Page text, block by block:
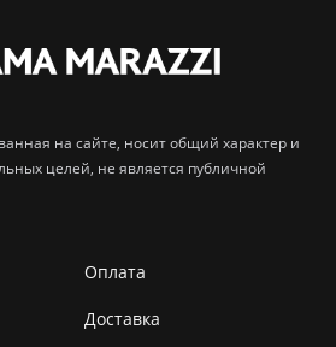
на сайте, носит общий характер и
целей, не является публичной
Оплата
Доставка